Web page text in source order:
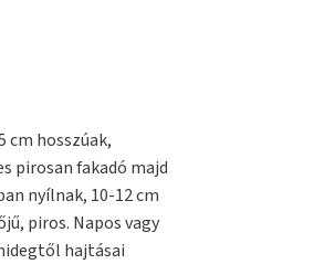
cm hosszúak,
pirosan fakadó majd
nyílnak, 10-12 cm
piros. Napos vagy
hajtásai